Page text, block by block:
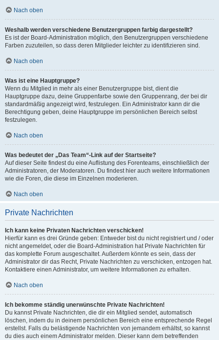
Nach oben
Weshalb werden verschiedene Benutzergruppen farbig dargestellt?
Es ist der Board-Administration möglich, den Benutzergruppen verschiedene
Farben zuzuteilen, so dass deren Mitglieder leichter zu identifizieren sind.
Nach oben
Was ist eine Hauptgruppe?
Wenn du Mitglied in mehr als einer Benutzergruppe bist, dient die
Hauptgruppe dazu, deine Gruppenfarbe sowie den Gruppenrang, der bei dir
standardmäßig angezeigt wird, festzulegen. Ein Administrator kann dir die
Berechtigung geben, deine Hauptgruppe im persönlichen Bereich selbst
festzulegen.
Nach oben
Was bedeutet der „Das Team“-Link auf der Startseite?
Auf dieser Seite findest du eine Auflistung des Forenteams, einschließlich der
Administratoren, der Moderatoren. Du findest hier auch weitere Informationen
wie die Foren, die diese im Einzelnen moderieren.
Nach oben
Private Nachrichten
Ich kann keine Privaten Nachrichten verschicken!
Hierfür kann es drei Gründe geben: Entweder bist du nicht registriert und / oder
nicht angemeldet, oder die Board-Administration hat Private Nachrichten für
das komplette Forum ausgeschaltet. Außerdem könnte es sein, dass der
Administrator dir das Recht, Private Nachrichten zu verschicken, entzogen hat.
Kontaktiere einen Administrator, um weitere Informationen zu erhalten.
Nach oben
Ich bekomme ständig unerwünschte Private Nachrichten!
Du kannst Private Nachrichten, die dir ein Mitglied sendet, automatisch
löschen, indem du in deinem persönlichen Bereich eine entsprechende Regel
erstellst. Falls du belästigende Nachrichten von jemandem erhältst, so kannst
du dies auch einem Administrator melden. Dieser kann dem betreffenden